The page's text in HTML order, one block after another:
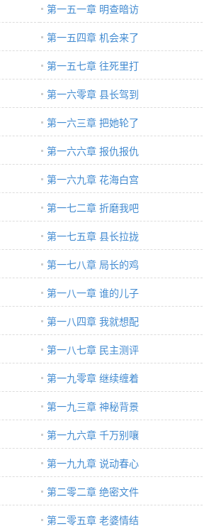
第一五一章 明查暗访
第一五四章 机会来了
第一五七章 往死里打
第一六零章 县长驾到
第一六三章 把她轮了
第一六六章 报仇报仇
第一六九章 花海白宫
第一七二章 折磨我吧
第一七五章 县长拉拢
第一七八章 局长的鸡
第一八一章 谁的儿子
第一八四章 我就想配
第一八七章 民主测评
第一九零章 继续缠着
第一九三章 神秘背景
第一九六章 千万别嚷
第一九九章 说动春心
第二零二章 绝密文件
第二零五章 老婆情结